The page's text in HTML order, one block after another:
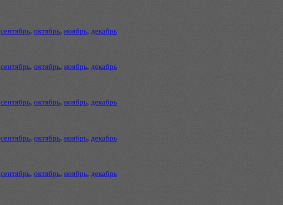
сентябрь, октябрь, ноябрь, декабрь
сентябрь, октябрь, ноябрь, декабрь
сентябрь, октябрь, ноябрь, декабрь
сентябрь, октябрь, ноябрь, декабрь
сентябрь, октябрь, ноябрь, декабрь